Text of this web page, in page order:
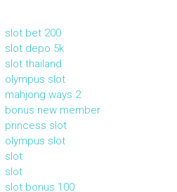
slot bet 200
slot depo 5k
slot thailand
olympus slot
mahjong ways 2
bonus new member
princess slot
olympus slot
slot
slot
slot bonus 100